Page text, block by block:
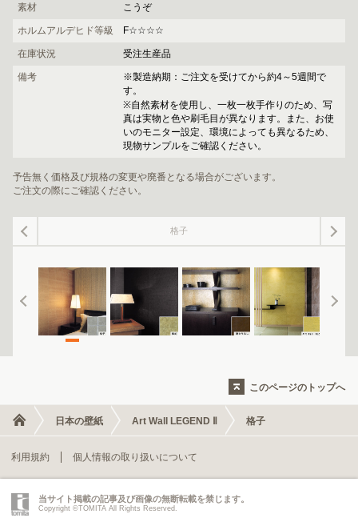
素材 こうぞ
ホルムアルデヒド等級 F☆☆☆☆
在庫状況 受注生産品
備考
※製造納期：ご注文を受けてから約4～5週間で
す。
※自然素材を使用し、一枚一枚手作りのため、写
真は実物と色や刷毛目が異なります。また、お使
いのモニター設定、環境によっても異なるため、
現物サンプルをご確認ください。
予告無く価格及び規格の変更や廃番となる場合がございます。
ご注文の際にご確認ください。
格子
このページのトップへ
日本の壁紙 Art Wall LEGEND Ⅱ 格子
利用規約 個人情報の取り扱いについて
当サイト掲載の記事及び画像の無断転載を禁じます。
Copyright ©TOMITA All Rights Reserved.